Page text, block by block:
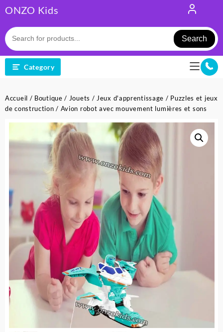
to
content
ONZO Kids
Search
Category
Accueil / Boutique / Jouets / Jeux d'apprentissage / Puzzles et jeux
de construction / Avion robot avec mouvement lumières et sons